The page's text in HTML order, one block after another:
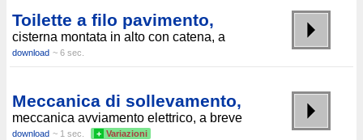
Toilette a filo pavimento,
cisterna montata in alto con catena, a
download ~ 6 sec.
Meccanica di sollevamento,
meccanica avviamento elettrico, a breve
download ~ 1 sec. + Variazioni